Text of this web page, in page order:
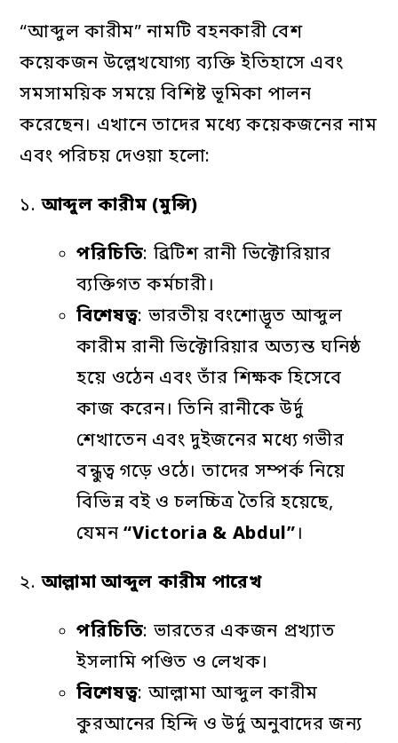
“আব্দুল কারীম” নামটি বহনকারী বেশ
কয়েকজন উল্লেখযোগ্য ব্যক্তি ইতিহাসে এবং
সমসাময়িক সময়ে বিশিষ্ট ভূমিকা পালন
করেছেন। এখানে তাদের মধ্যে কয়েকজনের নাম
এবং পরিচয় দেওয়া হলো:
১.আব্দুল কারীম (মুন্সি)
পরিচিতি: ব্রিটিশ রানী ভিক্টোরিয়ার
ব্যক্তিগত কর্মচারী।
বিশেষত্ব: ভারতীয় বংশোদ্ভূত আব্দুল
কারীম রানী ভিক্টোরিয়ার অত্যন্ত ঘনিষ্ঠ
হয়ে ওঠেন এবং তাঁর শিক্ষক হিসেবে
কাজ করেন। তিনি রানীকে উর্দু
শেখাতেন এবং দুইজনের মধ্যে গভীর
বন্ধুত্ব গড়ে ওঠে। তাদের সম্পর্ক নিয়ে
বিভিন্ন বই ও চলচ্চিত্র তৈরি হয়েছে,
যেমন“Victoria & Abdul”।
২.আল্লামা আব্দুল কারীম পারেখ
পরিচিতি: ভারতের একজন প্রখ্যাত
ইসলামি পণ্ডিত ও লেখক।
বিশেষত্ব: আল্লামা আব্দুল কারীম
কুরআনের হিন্দি ও উর্দু অনুবাদের জন্য